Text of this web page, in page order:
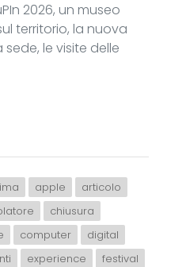
2026, un museo
territorio, la nuova
le visite delle
apple
articolo
chiusura
computer
digital
experience
festival